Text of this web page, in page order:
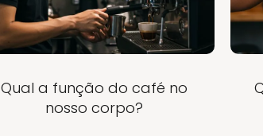
Qual a função do café no
nosso corpo?